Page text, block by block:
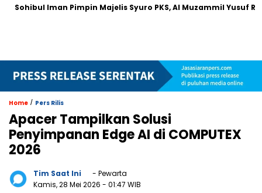
Iman Pimpin Majelis Syuro PKS, Al Muzammil Yusuf Resmi
Home / Pers Rilis
Apacer Tampilkan Solusi
Penyimpanan Edge AI di COMPUTEX
2026
Tim Saat Ini
- Pewarta
Kamis, 28 Mei 2026 - 01:47 WIB